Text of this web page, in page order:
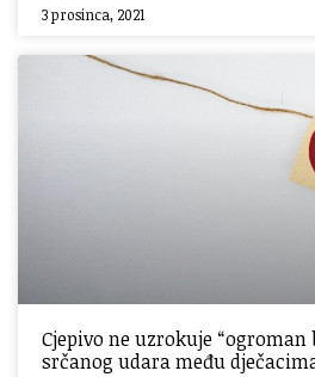
3 prosinca, 2021
Cjepivo ne uzrokuje “ogroman
srčanog udara među